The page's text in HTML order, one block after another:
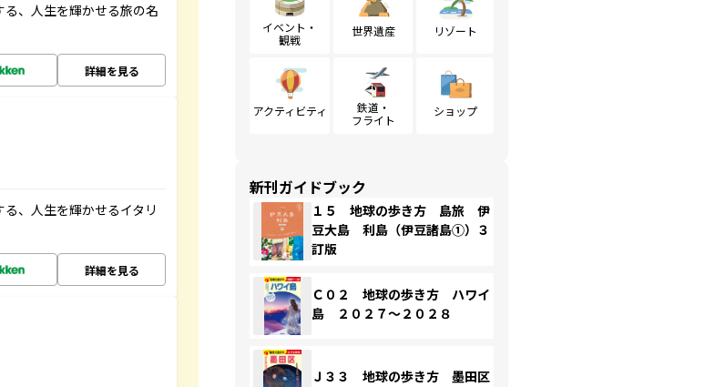
、人生を輝かせる旅の名
詳細を見る
、人生を輝かせるイタリ
詳細を見る
イベント・
観戦
世界遺産 リゾート
アクティビティ
鉄道・
フライト
ショップ
新刊ガイドブック
１５ 地球の歩き方 島旅 伊
豆大島 利島（伊豆諸島①）３
訂版
Ｃ０２ 地球の歩き方 ハワイ
島 ２０２７～２０２８
Ｊ３３ 地球の歩き方 墨田区